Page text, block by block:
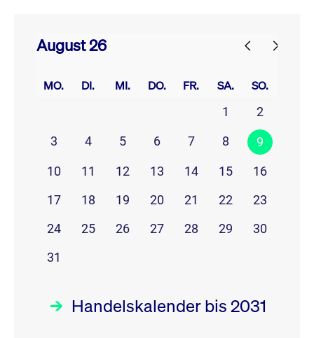
August 26
MO. DI. MI. DO. FR. SA. SO.
1
2
3
4 5 6 7 8 9
10 11 12 13 14 15
16
17
18 19 20 21 22
23
24
25 26 27 28 29
30
31
Handelskalender bis 2031